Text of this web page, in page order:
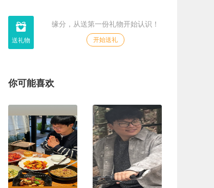
 缘分，从送第一份礼物开始认识！
开始送礼
你可能喜欢